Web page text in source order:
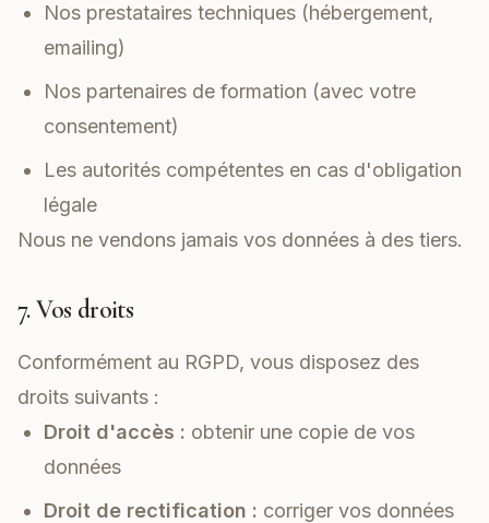
Nos prestataires techniques (hébergement,
emailing)
Nos partenaires de formation (avec votre
consentement)
Les autorités compétentes en cas d'obligation
légale
Nous ne vendons jamais vos données à des tiers.
7. Vos droits
Conformément au RGPD, vous disposez des
droits suivants :
Droit d'accès : obtenir une copie de vos
données
Droit de rectification : corriger vos données